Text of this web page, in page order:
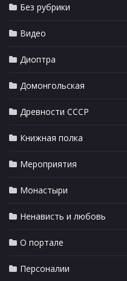
Без рубрики
Видео
Диоптра
Домонгольская
Древности СССР
Книжная полка
Мероприятия
Монастыри
Ненависть и любовь
О портале
Персоналии